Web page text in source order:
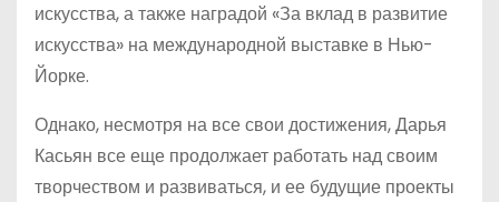
искусства, а также наградой «За вклад в развитие
искусства» на международной выставке в Нью-
Йорке.
Однако, несмотря на все свои достижения, Дарья
Касьян все еще продолжает работать над своим
творчеством и развиваться, и ее будущие проекты